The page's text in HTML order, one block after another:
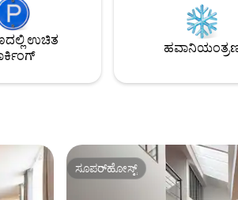
ಉಚಿತ
ಸೂಪರ್‌ಹೋಸ್ಟ್
ಸೂಪರ್‌ಹೋಸ್ಟ್